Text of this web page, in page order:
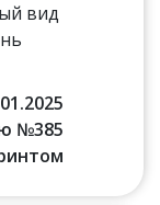
вид
№385